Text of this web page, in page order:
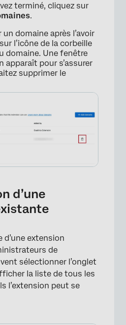
terminé, cliquez sur
.
domaine après l’avoir
l’icône de la corbeille
domaine. Une fenêtre
apparaît pour s’assurer
supprimer le
d’une
d’une extension
de
sélectionner l’onglet
la liste de tous les
l’extension peut se